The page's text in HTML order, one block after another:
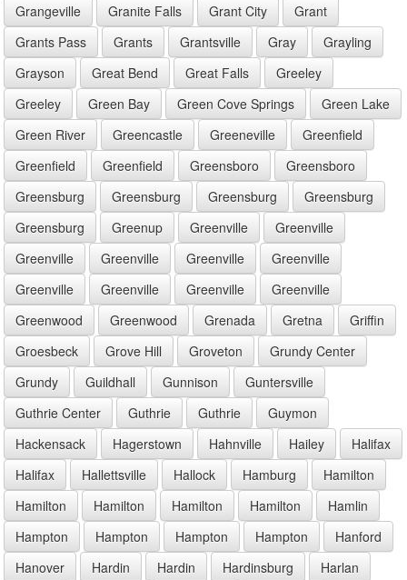
Grangeville
Granite Falls Grant City
Grant
Grants Pass
Grants Grantsville Gray
Grayling
Grayson
Great Bend Great Falls
Greeley
Greeley
Green Bay Green Cove Springs
Green Lake
Green River
Greencastle Greeneville
Greenfield
Greenfield
Greenfield Greensboro
Greensboro
Greensburg
Greensburg Greensburg
Greensburg
Greensburg
Greenup Greenville
Greenville
Greenville
Greenville Greenville
Greenville
Greenville
Greenville Greenville
Greenville
Greenwood
Greenwood Grenada Gretna
Griffin
Groesbeck
Grove Hill Groveton
Grundy Center
Grundy
Guildhall Gunnison
Guntersville
Guthrie Center
Guthrie Guthrie
Guymon
Hackensack
Hagerstown Hahnville Hailey
Halifax
Halifax
Hallettsville Hallock Hamburg
Hamilton
Hamilton
Hamilton Hamilton Hamilton
Hamlin
Hampton
Hampton Hampton Hampton
Hanford
Hanover
Hardin Hardin Hardinsburg
Harlan